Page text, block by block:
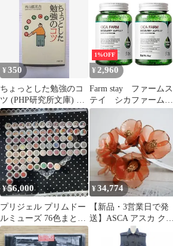
理 収納 ファイル 3ポケ
ットファイル 772967
サイズS ブラック レデ
ィース P
【1212260004967】
¥350
ちょっとした勉強のコ
ツ (PHP研究所文庫) 外
山滋比古 中古
9784569671253 送料無
料
1%OFF
¥ 2,960
Farm stay ファームス
テイ シカファーム
リカバリーアンプル
250ml 2個セット
『オールインワン化粧
品』
［8809674690355-2p］
¥56,000
プリジェル プリムドー
ルミューズ 76色まとめ
て ほぼ未使用! プリア
ンファ
¥34,774
【新品・3営業日で発
送】ASCA アスカ クリ
ア椿ピック(1袋6本入)
(A-39671-014P)【入